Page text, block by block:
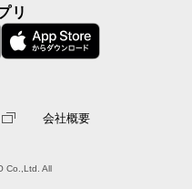
リ
会社概要
Co.,Ltd. All